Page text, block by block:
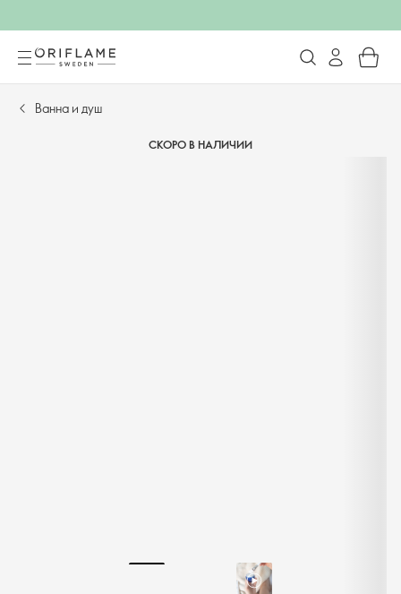
Ванна и душ
СКОРО В НАЛИЧИИ